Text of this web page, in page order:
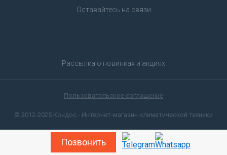
Позвонить
Оставайтесь на связи
Рассылка о новинках и акциях
Пользовательское соглашение
© 2012-2025 Кондос - Интернет-магазин климатической техники